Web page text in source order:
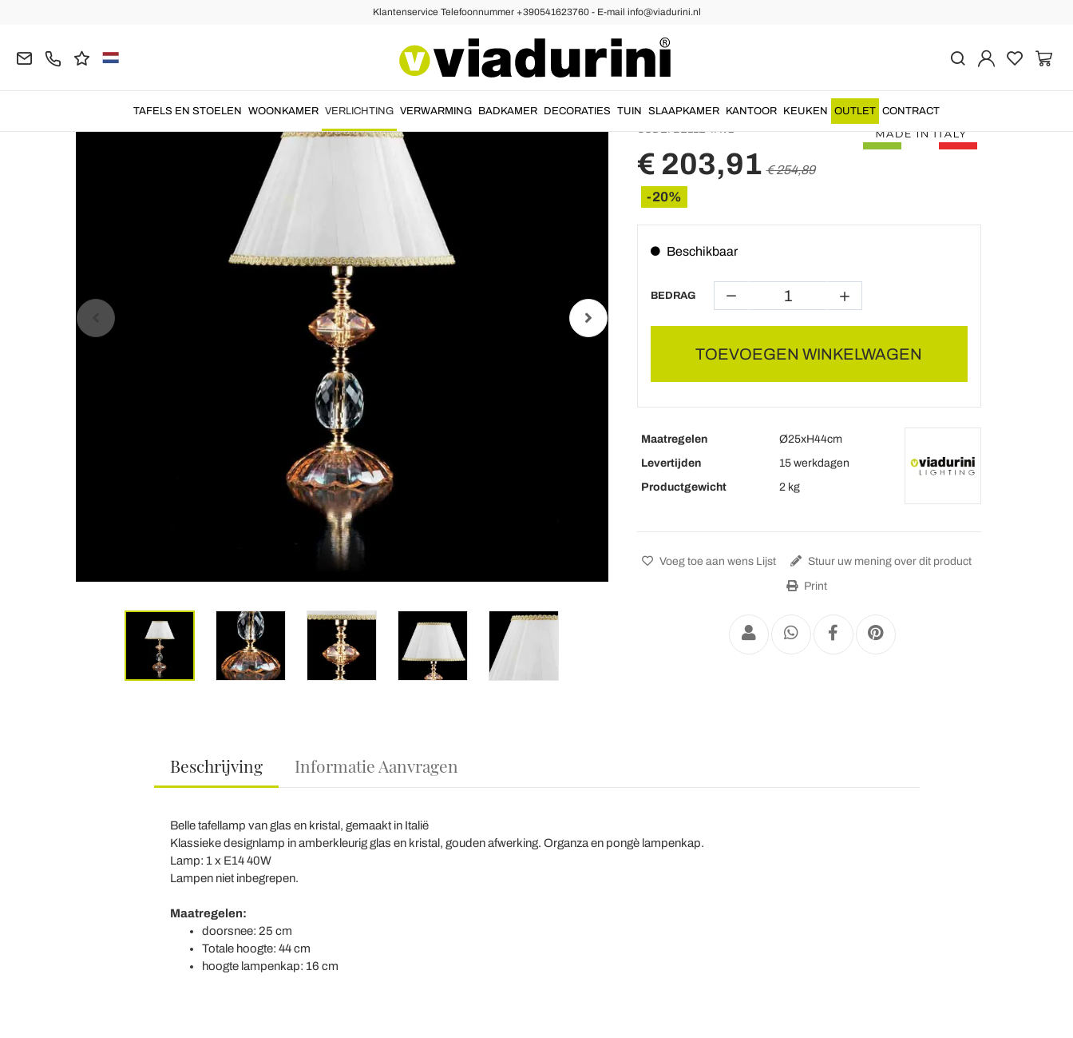
Klantenservice Telefoonnummer +390541623760 - E-mail info@viadurini.nl
TAFELS EN STOELEN WOONKAMER VERLICHTING VERWARMING BADKAMER DECORATIES TUIN SLAAPKAMER KANTOOR KEUKEN OUTLET CONTRACT
Glazen Tafellamp en Crystal
Belle, made in Italy
CODE:BELLE-TAV2
€ 203,91 € 254,89
-20%
Beschikbaar
BEDRAG
TOEVOEGEN WINKELWAGEN
Maatregelen
Ø25xH44cm
Levertijden
15 werkdagen
Productgewicht
2 kg
Voeg toe aan wens Lijst Stuur uw mening over dit product
Print
Beschrijving Informatie Aanvragen
Belle tafellamp van glas en kristal, gemaakt in Italië
Klassieke designlamp in amberkleurig glas en kristal, gouden afwerking. Organza en pongè lampenkap.
Lamp: 1 x E14 40W
Lampen niet inbegrepen.
Maatregelen:
doorsnee: 25 cm
Totale hoogte: 44 cm
hoogte lampenkap: 16 cm